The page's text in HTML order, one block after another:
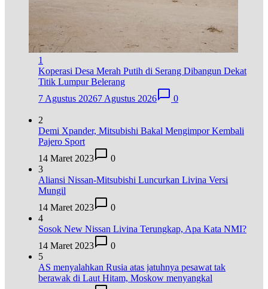
1
Koperasi Desa Merah Putih di Serang Dibangun Dekat
Titik Lumpur Belerang
7 Agustus 20267 Agustus 2026 0
2
Demi Xpander, Mitsubishi Bakal Mengimpor Kembali
Pajero Sport
14 Maret 2023
0
3
Aliansi Nissan-Mitsubishi Luncurkan Livina Versi
Mungil
14 Maret 2023
0
4
Sosok New Nissan Livina Terungkap, Apa Kata NMI?
14 Maret 2023
0
5
AS menyalahkan Rusia atas jatuhnya pesawat tak
berawak di Laut Hitam, Moskow menyangkal